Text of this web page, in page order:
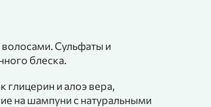
Сульфаты и
блеска.
и алоэ вера,
на шампуни с натуральными